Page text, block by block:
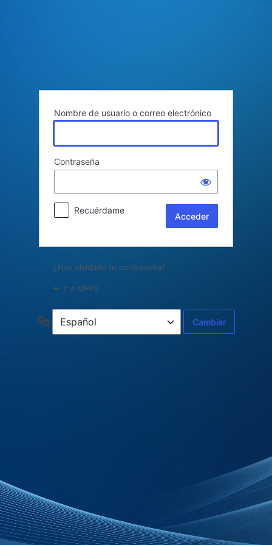
Nombre de usuario o correo electrónico
Contraseña
Recuérdame
¿Has olvidado tu contraseña?
← Ir a MPPS
Idioma